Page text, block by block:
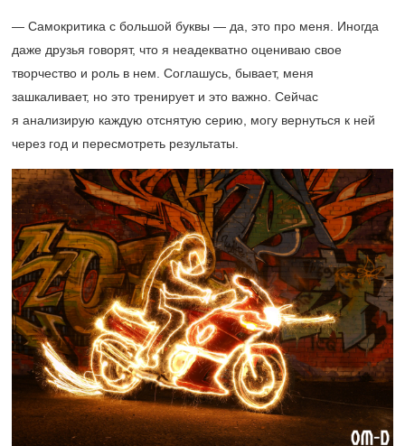
— Самокритика с большой буквы — да, это про меня. Иногда
даже друзья говорят, что я неадекватно оцениваю свое
творчество и роль в нем. Соглашусь, бывает, меня
зашкаливает, но это тренирует и это важно. Сейчас
я анализирую каждую отснятую серию, могу вернуться к ней
через год и пересмотреть результаты.